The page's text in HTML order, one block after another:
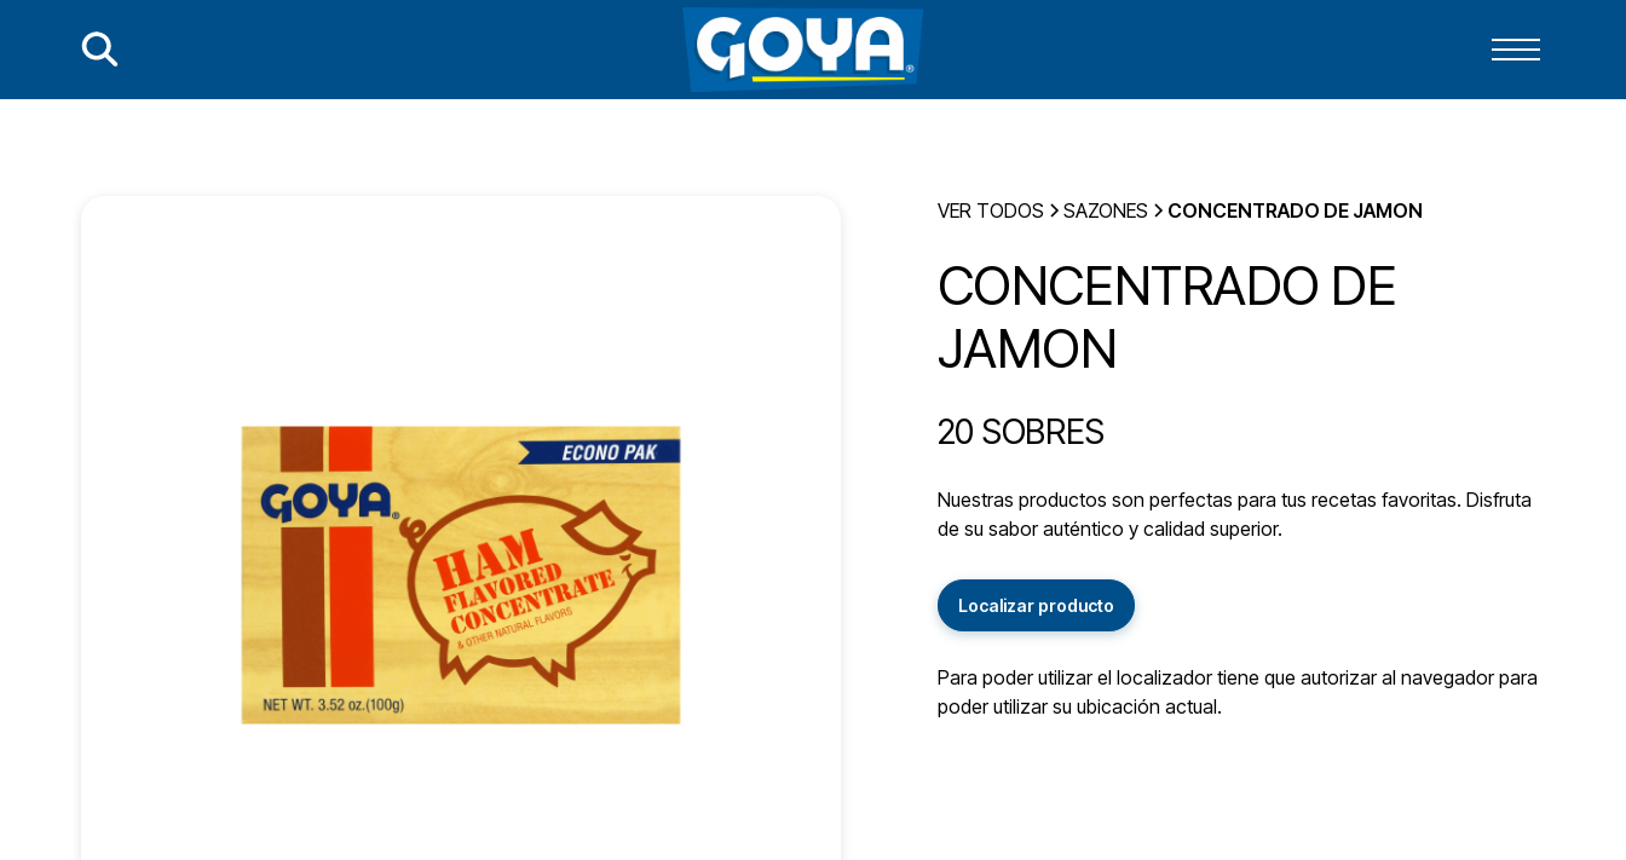
VER TODOS SAZONES CONCENTRADO DE JAMON
CONCENTRADO DE
JAMON
20 SOBRES
Nuestras productos son perfectas para tus recetas favoritas. Disfruta
de su sabor auténtico y calidad superior.
Localizar producto
Para poder utilizar el localizador tiene que autorizar al navegador para
poder utilizar su ubicación actual.